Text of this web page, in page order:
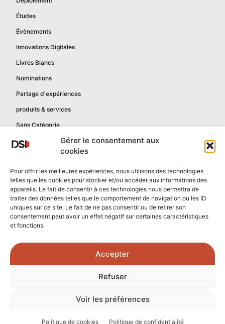
Gérer le consentement aux
cookies
Pour offrir les meilleures expériences, nous utilisons des technologies
telles que les cookies pour stocker et/ou accéder aux informations des
appareils. Le fait de consentir à ces technologies nous permettra de
traiter des données telles que le comportement de navigation ou les ID
uniques sur ce site. Le fait de ne pas consentir ou de retirer son
consentement peut avoir un effet négatif sur certaines caractéristiques
et fonctions.
Accepter
Refuser
Voir les préférences
Politique de cookies Politique de confidentialité
Études
Évènements
Innovations Digitales
Livres Blancs
Nominations
Partage d'expériences
produits & services
Sans Catégorie
Mentions légales
Politique de confidentialité
Contactez-nous
Confidentialité reCAPTCHA
Conditions reCAPTCHA
© 2026 - Tous droits réservés - DSI Numérique